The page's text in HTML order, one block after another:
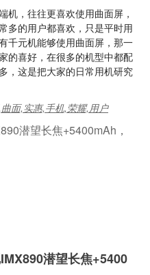
机，往往更喜欢使用曲面屏，
多的用户都喜欢，只是平时用
千元机能够使用曲面屏，那一
的喜好，在很多的机型中都配
，这是把大家的日常用机研究
面,实惠,手机,荣耀,用户
潜望长焦+5400